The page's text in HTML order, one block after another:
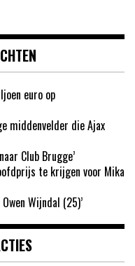
euro op
middenvelder die Ajax
Club Brugge’
te krijgen voor Mika
Wijndal (25)’